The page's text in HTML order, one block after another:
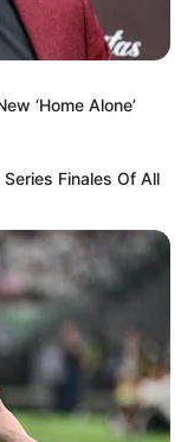
‘Home Alone’
Finales Of All